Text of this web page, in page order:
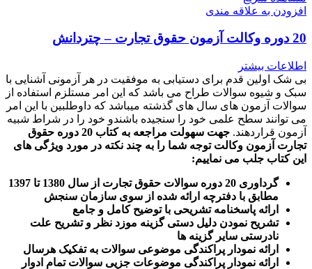
افزودن به علاقه مندی
20 دوره وکالت آزمون حقوق تجارت – چتردانش
اطلاعات بیشتر
بی شک اولین قدم برای دستیابی به موفقیت در هر آزمونی آشنایی با
سبک و شیوه سوالات طراح می باشد که این امر مستلزم استفاده از
سوالات آزمون های سال های گذشته میباشد که داوطلبین با این امر
می توانند سطح علمی خود را سنجیده باشندو خود را در شراط شبیه
آزمون قراردهند.
جهت سهولت مراجعه به کتاب 20 دوره حقوق
تجارت آزمون وکالت توجه شما را به چند نکته در مورد ویژگی های
این کتاب جلب می نماییم:
گرداوری 20 دوره سوالات حقوق تجارت از سال 1380 تا 1397
مطابق با دفترچه ارائه شده از سوی سازمان سنجش
ارائه پاسخنامه تشریحی با توضیح کامل و جامع
تشریح نمودن دلیل دستی گزینه موزد نظر و تشریح علت
نادرستی سایر گزینه ها
ارائه نمودار پراکندگی موضوعی سوالات به تفکیک هرسال
رائه نمودار پراکندگی موضوعات جزیی سوالات تمام ادوار